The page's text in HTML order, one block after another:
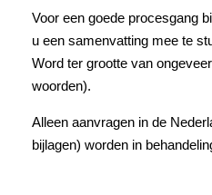
Voor een goede procesgang
u een samenvatting mee te
Word ter grootte van
woorden).
Alleen aanvragen in de
bijlagen) worden in